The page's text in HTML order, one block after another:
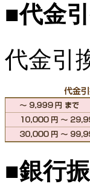
■代金
代金引
■銀行